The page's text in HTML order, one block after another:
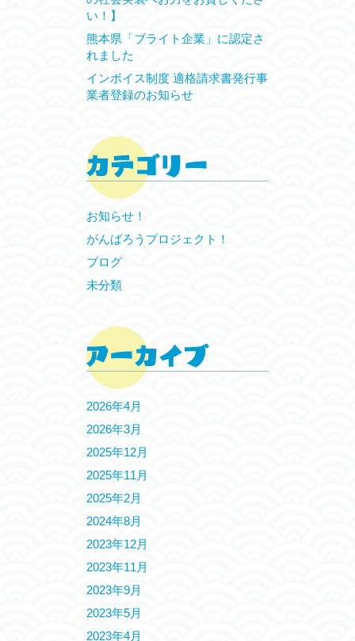
い！】
熊本県「ブライト企業」に認定さ
れました
インボイス制度 適格請求書発行事
業者登録のお知らせ
お知らせ！
がんばろうプロジェクト！
ブログ
未分類
2026年4月
2026年3月
2025年12月
2025年11月
2025年2月
2024年8月
2023年12月
2023年11月
2023年9月
2023年5月
2023年4月